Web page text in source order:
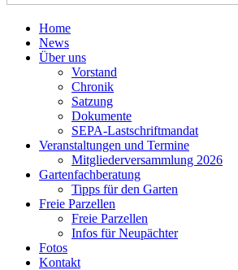
Home
News
Über uns
Vorstand
Chronik
Satzung
Dokumente
SEPA-Lastschriftmandat
Veranstaltungen und Termine
Mitgliederversammlung 2026
Gartenfachberatung
Tipps für den Garten
Freie Parzellen
Freie Parzellen
Infos für Neupächter
Fotos
Kontakt